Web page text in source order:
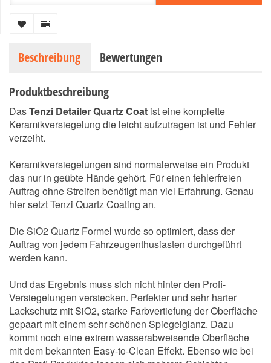
Beschreibung Bewertungen
Produktbeschreibung
DasTenzi Detailer Quartz Coat ist eine komplette
Keramikversiegelung die leicht aufzutragen ist und Fehler
verzeiht.
Keramikversiegelungen sind normalerweise ein Produkt
das nur in geübte Hände gehört. Für einen fehlerfreien
Auftrag ohne Streifen benötigt man viel Erfahrung. Genau
hier setzt Tenzi Quartz Coating an.
Die SiO2 Quartz Formel wurde so optimiert, dass der
Auftrag von jedem Fahrzeugenthusiasten durchgeführt
werden kann.
Und das Ergebnis muss sich nicht hinter den Profi-
Versiegelungen verstecken. Perfekter und sehr harter
Lackschutz mit SiO2, starke Farbvertiefung der Oberfläche
gepaart mit einem sehr schönen Spiegelglanz. Dazu
kommt noch eine extrem wasserabweisende Oberfläche
mit dem bekannten Easy-to-Clean Effekt. Ebenso wie bei